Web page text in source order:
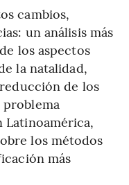
cambios,
un análisis más
los aspectos
la natalidad,
de los
problema
los métodos
más